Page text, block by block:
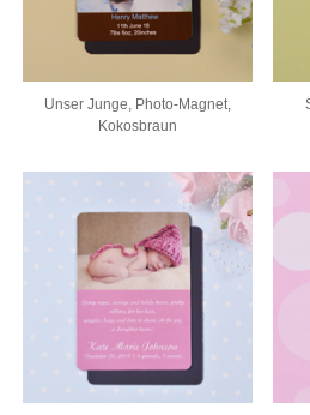
Unser Junge, Photo-Magnet,
Kokosbraun